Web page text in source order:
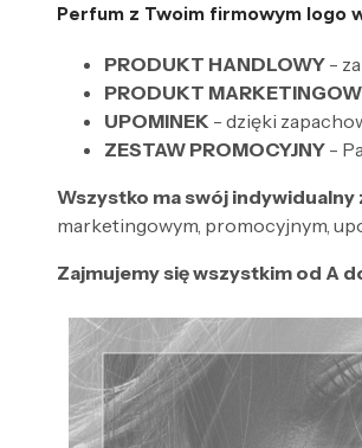
Perfum z Twoim firmowym logo
PRODUKT HANDLOWY -
PRODUKT
UPOMINEK - dzięki
ZESTAW PROMOCYJNY -
Wszystko ma swój indywidualny
marketingowym, promocyjnym,
Zajmujemy się wszystkim od A